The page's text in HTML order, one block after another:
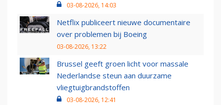
03-08-2026, 14:03
Netflix publiceert nieuwe documentaire
over problemen bij Boeing
03-08-2026, 13:22
Brussel geeft groen licht voor massale
Nederlandse steun aan duurzame
vliegtuigbrandstoffen
03-08-2026, 12:41